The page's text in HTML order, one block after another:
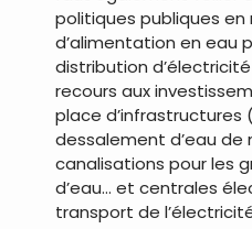
politiques publiques
d’alimentation en eau
distribution
recours aux
place d’infrastructures
dessalement d’eau de
canalisations pour les
d’eau… et centrales
transport de